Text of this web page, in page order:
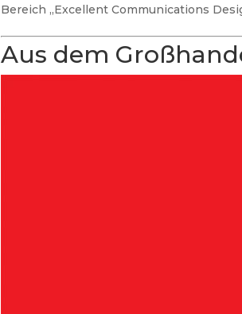
Bereich „Excellent Communications
Aus dem